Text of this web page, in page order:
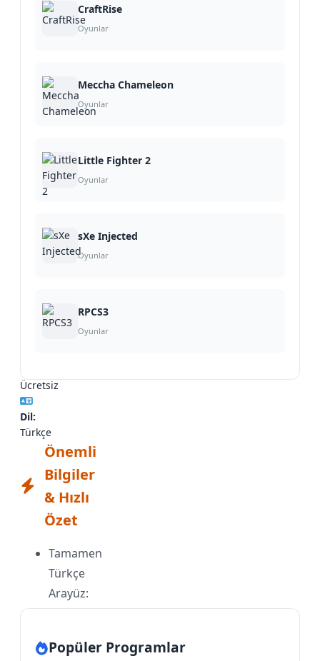
Puanı:
Puanı:
(2)
08.07.2026
Üretici:
Ekleyen:
Doğukan
Ücretsiz
Dil:
Türkçe
Önemli
Bilgiler
& Hızlı
Özet
Tamamen
Türkçe
Arayüz:
Oyunun
menüleri,
CraftRise
Oyunlar
Meccha Chameleon
Oyunlar
Little Fighter 2
Oyunlar
sXe Injected
Oyunlar
RPCS3
Oyunlar
Popüler Programlar